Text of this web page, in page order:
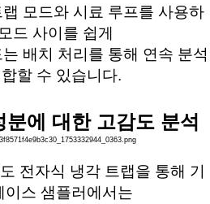
모드와 시료 루프를 사용하
드 사이를 쉽게
배치 처리를 통해 연속 분석
할 수 있습니다.
에 대한 고감도 분석
전자식 냉각 트랩을 통해 기
이스 샘플러에서는